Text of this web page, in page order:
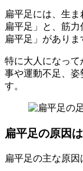
扁平足には、生
扁平足」と、筋
扁平足」がありま
特に大人になっ
事や運動不足、
す。
扁平足の原因
扁平足の主な原因